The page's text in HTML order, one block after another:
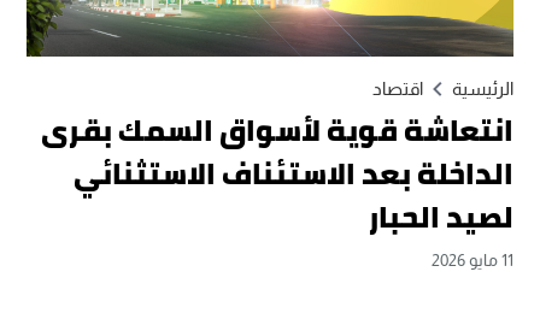
الرئيسية اقتصاد
انتعاشة قوية لأسواق السمك بقرى
الداخلة بعد الاستئناف الاستثنائي
لصيد الحبار
11 مايو 2026